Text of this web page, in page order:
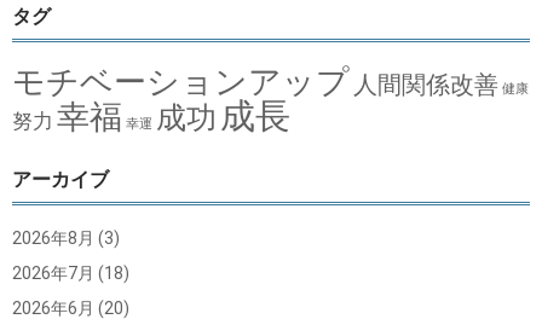
タグ
モチベーションアップ 人間関係改善 健康
努力 幸福 幸運 成功 成長
アーカイブ
2026年8月 (3)
2026年7月 (18)
2026年6月 (20)